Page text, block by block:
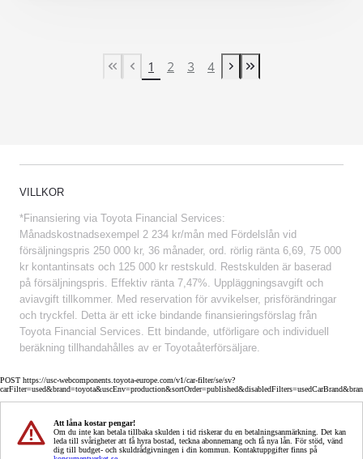
First Page
Previous page
1 2 3 4
Next page
Last Page
VILLKOR
*Finansiering via Toyota Financial Services:
Månadskostnadsexempel 2 234 kr/mån med Fördelslån vid
försäljningspris 250 000 kr, 36 månader, ord. rörlig ränta 6,69, 75 000
kr kontantinsats och 125 000 kr restskuld. Restskulden är baserad
på försäljningspris. Effektiv ränta 7,47%. Uppläggningsavgift och
aviavgift tillkommer. Med reservation för avvikelser, prisförändringar
och tryckfel. Detta är ett icke bindande finansieringsförslag från
Toyota Financial Services. Ett bindande, utförligare och individuell
beräkning tillhandahålles av er Toyotaåterförsäljare.
POST https://usc-webcomponents.toyota-europe.com/v1/car-filter/se/sv?
Att låna kostar pengar!
Om du inte kan betala tillbaka skulden i tid riskerar du en betalningsanmärkning. Det kan
leda till svårigheter att få hyra bostad, teckna abonnemang och få nya lån. För stöd, vänd
dig till budget- och skuldrådgivningen i din kommun. Kontaktuppgifter finns på